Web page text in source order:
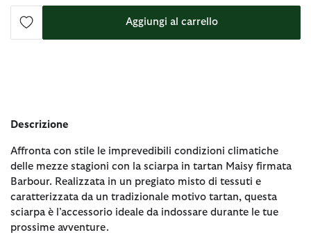
Aggiungi al carrello
Descrizione
Affronta con stile le imprevedibili condizioni climatiche
delle mezze stagioni con la sciarpa in tartan Maisy firmata
Barbour. Realizzata in un pregiato misto di tessuti e
caratterizzata da un tradizionale motivo tartan, questa
sciarpa è l’accessorio ideale da indossare durante le tue
prossime avventure.